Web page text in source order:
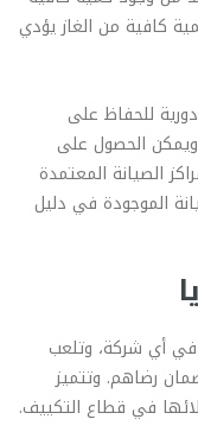
كافية من الغاز يؤدي
للحفاظ على
ويمكن الحصول على
الصيانة المعتمدة
الموجودة في دليل
في أي شركة، وتلعب
رضاهم. وتتميز
في قطاع التكييف.